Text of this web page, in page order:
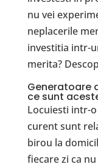
nu vei
neplacerile
investitia intr-
merita?
Generatoare
ce sunt
Locuiesti intr-
curent sunt
birou la
fiecare zi ca